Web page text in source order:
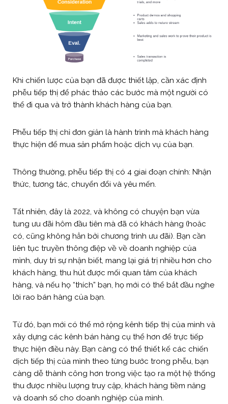
Khi chiến lược của bạn đã được thiết lập, cần xác định
phễu tiếp thị để phác thảo các bước mà một người có
thể đi qua và trở thành khách hàng của bạn.
Phễu tiếp thị chỉ đơn giản là hành trình mà khách hàng
thực hiện để mua sản phẩm hoặc dịch vụ của bạn.
Thông thường, phễu tiếp thị có 4 giai đoạn chính: Nhận
thức, tương tác, chuyển đổi và yêu mến.
Tất nhiên, đây là 2022, và không có chuyện bạn vừa
tung ưu đãi hôm đầu tiên mà đã có khách hàng (hoăc
có, cũng không hẳn bởi chương trình ưu đãi). Bạn cần
liên tục truyền thông điệp về về doanh nghiệp của
mình, duy trì sự nhận biết, mang lại giá trị nhiều hơn cho
khách hàng, thu hút được mối quan tâm của khách
hàng, và nếu họ “thích” bạn, họ mới có thể bắt đầu nghe
lời rao bán hàng của bạn.
Từ đó, bạn mới có thể mở rộng kênh tiếp thị của mình và
xây dựng các kênh bán hàng cụ thể hơn để trực tiếp
thực hiện điều này. Bạn càng có thể thiết kế các chiến
dịch tiếp thị của mình theo từng bước trong phễu, bạn
càng dễ thành công hơn trong việc tạo ra một hệ thống
thu được nhiều lượng truy cập, khách hàng tiềm năng
và doanh số cho doanh nghiệp của mình.